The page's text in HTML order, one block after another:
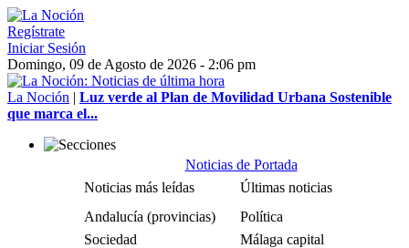
Regístrate
Iniciar Sesión
Domingo, 09 de Agosto de 2026 - 2:06 pm
La Noción | Luz verde al Plan de Movilidad Urbana Sostenible
que marca el...
Noticias de Portada
Noticias más leídas
Últimas noticias
Andalucía (provincias)
Política
Sociedad
Málaga capital